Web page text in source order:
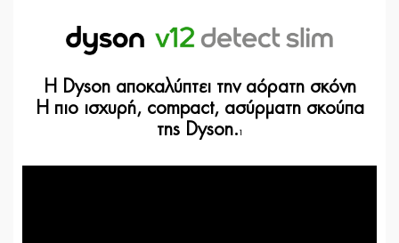
Η Dyson αποκαλύπτει την αόρατη σκόνη
Η πιο ισχυρή, compact, ασύρματη σκούπα
της Dyson.